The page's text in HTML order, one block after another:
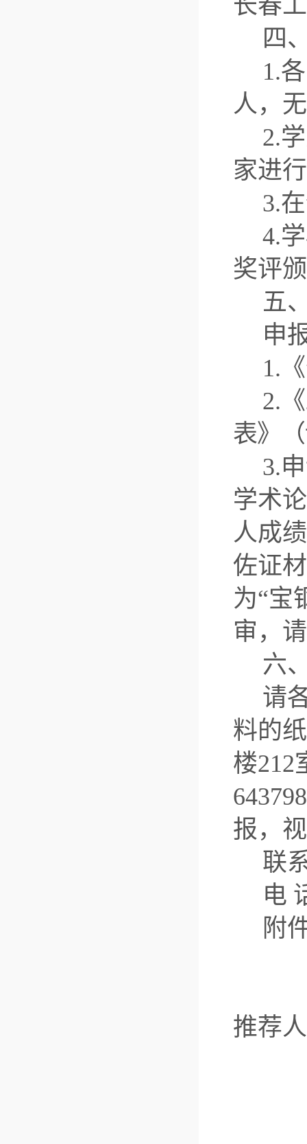
长春
四
1.
人，
2.
家进
3.
4.
奖评
五
申
1.
2. 《
表》（
3.
学术
人成
佐证
为“宝
审，
六
请
料的
楼212
报，
联
电
附
推荐